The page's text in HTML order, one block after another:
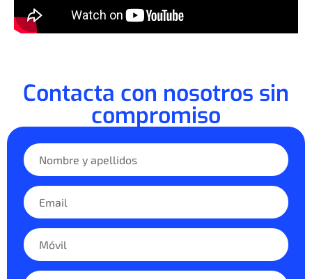
Contacta con nosotros sin
compromiso